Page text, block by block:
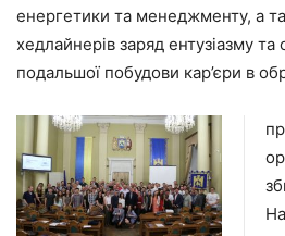
енергетики та менеджменту, а
хедлайнерів заряд ентузіазму
подальшої побудови кар’єри в